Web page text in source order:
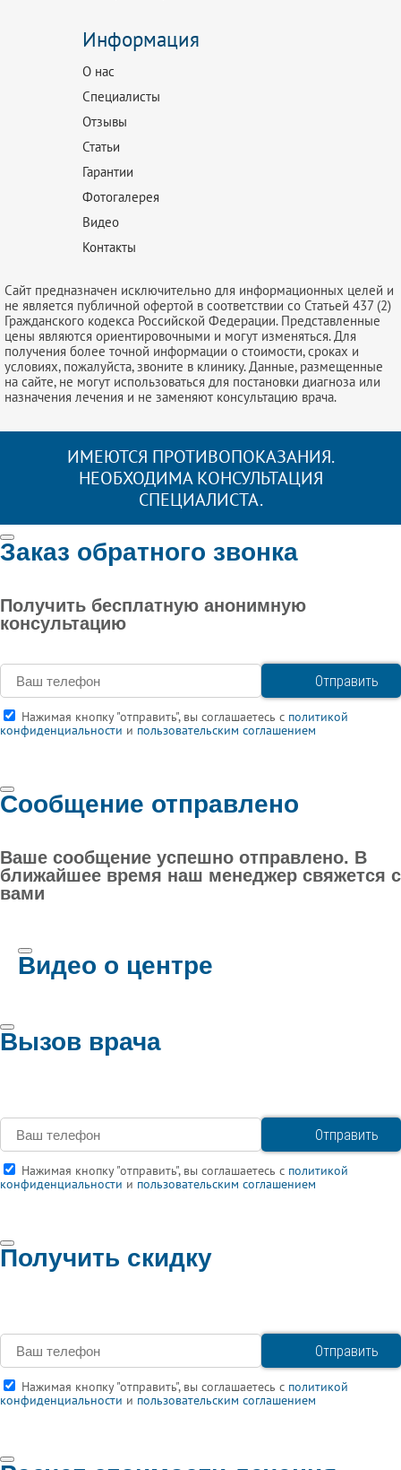
Информация
О нас
Специалисты
Отзывы
Статьи
Гарантии
Фотогалерея
Видео
Контакты
Сайт предназначен исключительно для информационных целей и
не является публичной офертой в соответствии со Статьей 437 (2)
Гражданского кодекса Российской Федерации. Представленные
цены являются ориентировочными и могут изменяться. Для
получения более точной информации о стоимости, сроках и
условиях, пожалуйста, звоните в клинику. Данные, размещенные
на сайте, не могут использоваться для постановки диагноза или
назначения лечения и не заменяют консультацию врача.
ИМЕЮТСЯ ПРОТИВОПОКАЗАНИЯ.
НЕОБХОДИМА КОНСУЛЬТАЦИЯ
СПЕЦИАЛИСТА.
Заказ обратного звонка
Получить бесплатную анонимную
консультацию
Нажимая кнопку "отправить", вы соглашаетесь с политикой
конфиденциальности и пользовательским соглашением
Сообщение отправлено
Ваше сообщение успешно отправлено. В
ближайшее время наш менеджер свяжется с
вами
Видео о центре
Вызов врача
Нажимая кнопку "отправить", вы соглашаетесь с политикой
конфиденциальности и пользовательским соглашением
Получить скидку
Нажимая кнопку "отправить", вы соглашаетесь с политикой
конфиденциальности и пользовательским соглашением